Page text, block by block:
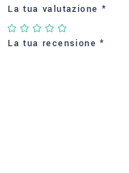
La tua valutazione *
La tua recensione*